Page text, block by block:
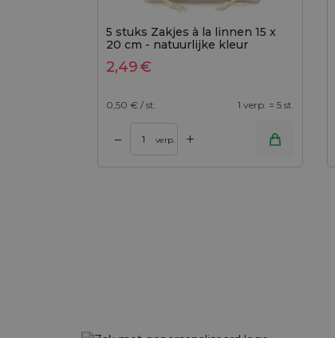
5 stuks Zakjes à la linnen 15 x
20 cm - natuurlijke kleur
2,49€
0,50 € / st. 1 verp. = 5 st.
– verp. +